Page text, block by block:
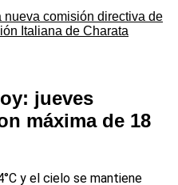
nueva comisión directiva de
Italiana de Charata
jueves
máxima de 18
y el cielo se mantiene